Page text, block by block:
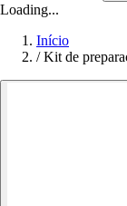
Loading...
Início
/ Kit de